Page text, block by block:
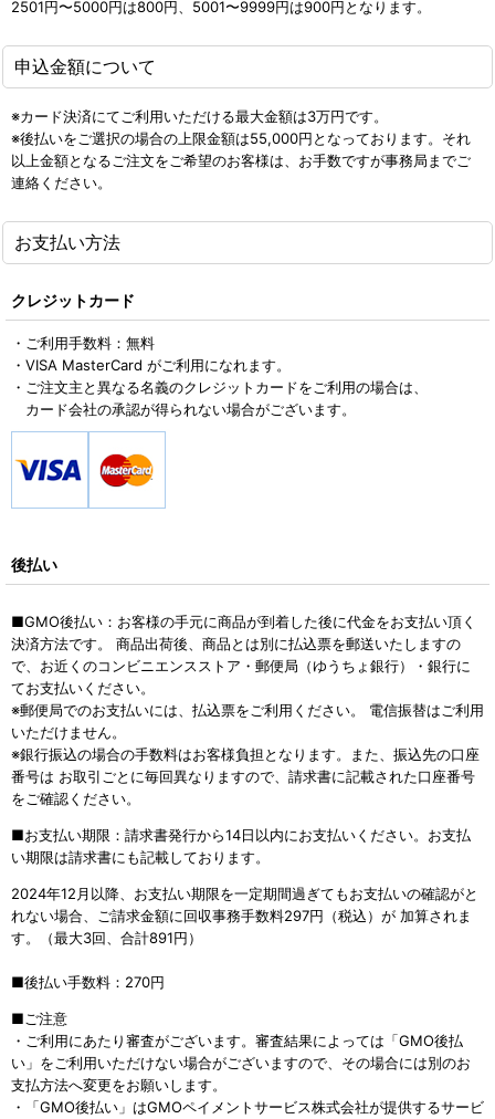
2501円〜5000円は800円、5001〜9999円は900円となります。
申込金額について
※カード決済にてご利用いただける最大金額は3万円です。
※後払いをご選択の場合の上限金額は55,000円となっております。それ
以上金額となるご注文をご希望のお客様は、お手数ですが事務局までご
連絡ください。
お支払い方法
クレジットカード
・ご利用手数料：無料
・VISA MasterCard がご利用になれます。
・ご注文主と異なる名義のクレジットカードをご利用の場合は、
カード会社の承認が得られない場合がございます。
後払い
■GMO後払い：お客様の手元に商品が到着した後に代金をお支払い頂く
決済方法です。 商品出荷後、商品とは別に払込票を郵送いたしますの
で、お近くのコンビニエンスストア・郵便局（ゆうちょ銀行）・銀行に
てお支払いください。
※郵便局でのお支払いには、払込票をご利用ください。 電信振替はご利用
いただけません。
※銀行振込の場合の手数料はお客様負担となります。また、振込先の口座
番号は お取引ごとに毎回異なりますので、請求書に記載された口座番号
をご確認ください。
■お支払い期限：請求書発行から14日以内にお支払いください。お支払
い期限は請求書にも記載しております。
2024年12月以降、お支払い期限を一定期間過ぎてもお支払いの確認がと
れない場合、ご請求金額に回収事務手数料297円（税込）が 加算されま
す。（最大3回、合計891円）
■後払い手数料：270円
■ご注意
・ご利用にあたり審査がございます。審査結果によっては「GMO後払
い」をご利用いただけない場合がございますので、その場合には別のお
支払方法へ変更をお願いします。
・「GMO後払い」はGMOペイメントサービス株式会社が提供するサービ